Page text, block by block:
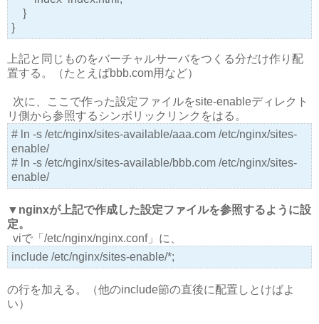
}
}
上記と同じものをバーチャルサーバをつくる分だけ作り配
置する。（たとえばbbb.com用など）
次に、ここで作った設定ファイルをsite-enableディレクト
リ側から参照するシンボリックリンクをはる。
# ln -s /etc/nginx/sites-available/aaa.com /etc/nginx/sites-
enable/
# ln -s /etc/nginx/sites-available/bbb.com /etc/nginx/sites-
enable/
▼nginxが上記で作成した設定ファイルを参照するように設
定。
viで「/etc/nginx/nginx.conf」に、
include /etc/nginx/sites-enable/*;
の行を加える。（他のinclude節の直後に配置しとけばよ
い）